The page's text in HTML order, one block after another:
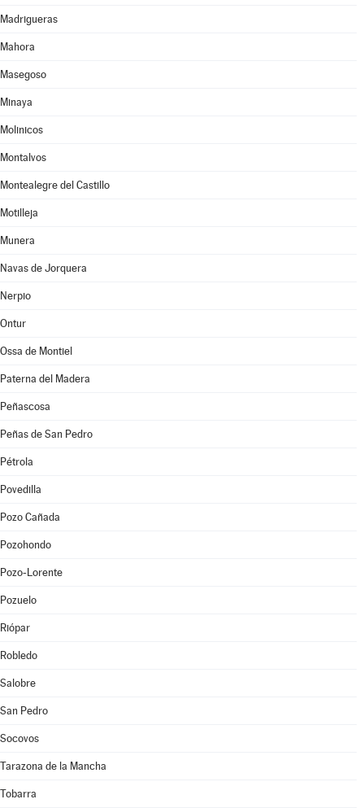
Madrigueras
Mahora
Masegoso
Minaya
Molinicos
Montalvos
Montealegre del Castillo
Motilleja
Munera
Navas de Jorquera
Nerpio
Ontur
Ossa de Montiel
Paterna del Madera
Peñascosa
Peñas de San Pedro
Pétrola
Povedilla
Pozo Cañada
Pozohondo
Pozo-Lorente
Pozuelo
Riópar
Robledo
Salobre
San Pedro
Socovos
Tarazona de la Mancha
Tobarra